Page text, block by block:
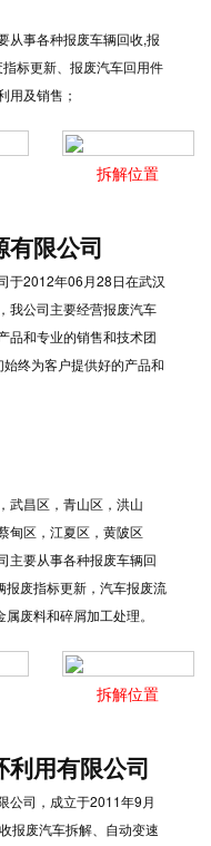
从事各种报废车辆回收,报
标更新、报废汽车回用件
用及销售；
拆解位置
有限公司
于2012年06月28日在武汉
我公司主要经营报废汽车
品和专业的销售和技术团
终为客户提供好的产品和
武昌区，青山区，洪山
甸区，江夏区，黄陂区
主要从事各种报废车辆回
报废指标更新，汽车报废流
废料和碎屑加工处理。
拆解位置
用有限公司
公司，成立于2011年9月
报废汽车拆解、自动变速